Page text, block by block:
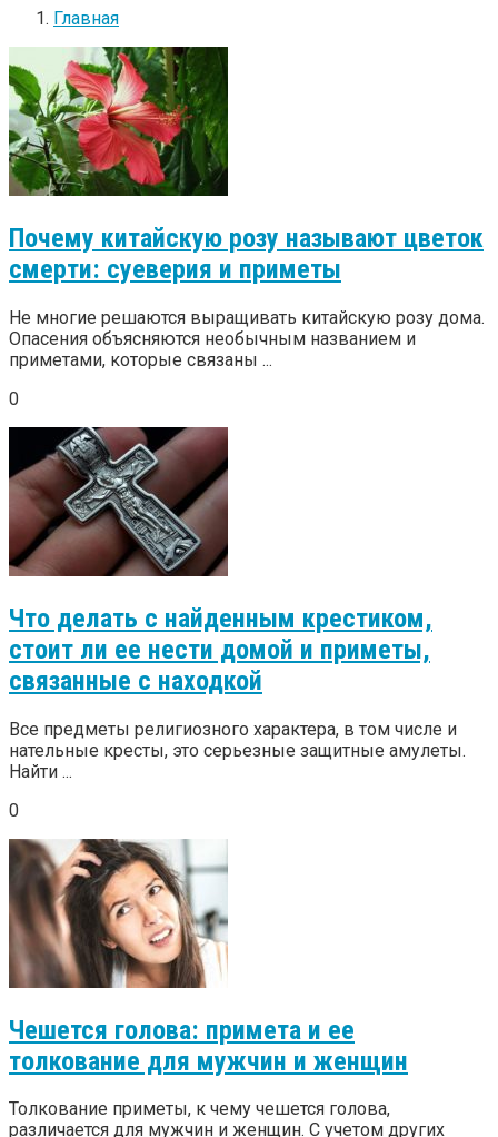
Главная
Почему китайскую розу называют цветок
смерти: суеверия и приметы
Не многие решаются выращивать китайскую розу дома.
Опасения объясняются необычным названием и
приметами, которые связаны ...
0
Что делать с найденным крестиком,
стоит ли ее нести домой и приметы,
связанные с находкой
Все предметы религиозного характера, в том числе и
нательные кресты, это серьезные защитные амулеты.
Найти ...
0
Чешется голова: примета и ее
толкование для мужчин и женщин
Толкование приметы, к чему чешется голова,
различается для мужчин и женщин. С учетом других